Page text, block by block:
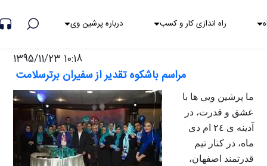
راه اندازی کار و کسب درباره پرشین وی
1395/11/23 10:18
مراسم باشکوه تقدیر از سفیران برترسلامت
ما پرشین ویی ها با
عشق و قدرت، در
آدینه ی ٢٤ ام دی
ماه، در کنار تیم
قدرتمند اصفهان،